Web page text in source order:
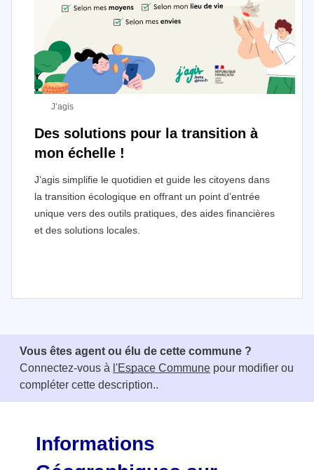
Des solutions pour la transition à
mon échelle !
J’agis simplifie le quotidien et guide les citoyens dans
la transition écologique en offrant un point d’entrée
unique vers des outils pratiques, des aides financières
et des solutions locales.
J’agis
Vous êtes agent ou élu de cette commune ?
Connectez-vous à l'Espace Commune pour modifier ou
compléter cette description..
Informations